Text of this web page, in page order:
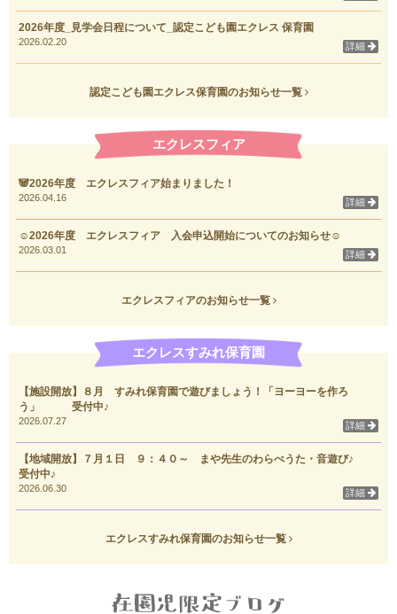
2026年度_見学会日程について_認定こども園エクレス 保育園
2026.02.20 詳細
認定こども園エクレス保育園のお知らせ一覧
エクレスフィア
🐼2026年度 エクレスフィア始まりました！
2026.04.16 詳細
☺2026年度 エクレスフィア 入会申込開始についてのお知らせ☺
2026.03.01 詳細
エクレスフィアのお知らせ一覧
エクレスすみれ保育園
【施設開放】８月 すみれ保育園で遊びましょう！「ヨーヨーを作ろ
う」 受付中♪
2026.07.27 詳細
【地域開放】７月１日 ９：４０～ まや先生のわらべうた・音遊び♪
受付中♪
2026.06.30 詳細
エクレスすみれ保育園のお知らせ一覧